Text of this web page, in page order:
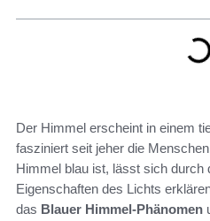
Der Himmel erscheint in einem
fasziniert seit jeher die
Himmel blau ist, lässt sich durch
Eigenschaften des Lichts
das Blauer Himmel-Phänomen